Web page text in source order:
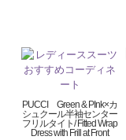
PUCCI Green & PInk×カ
シュクール半袖センター
フリルタイト/ Fitted Wrap
Dress with Frill at Front